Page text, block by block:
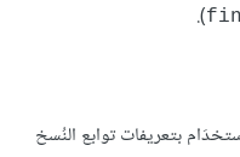
).
بتعريفات توابع النُسخ